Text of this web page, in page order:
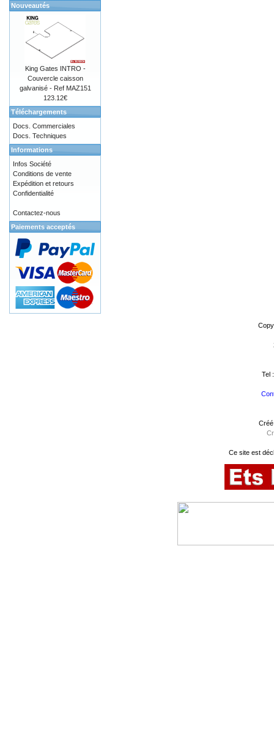
Nouveautés
King Gates INTRO -
Couvercle caisson
galvanisé - Ref MAZ151
123.12€
Téléchargements
Docs. Commerciales
Docs. Techniques
Informations
Infos Société
Conditions de vente
Expédition et retours
Confidentialité
Contactez-nous
Paiements acceptés
Tel
Ce site est